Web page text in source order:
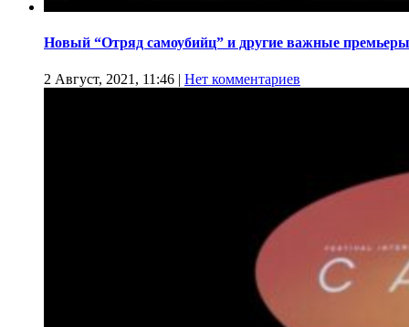
Новый “Отряд самоубийц” и другие важные премьеры
2 Август, 2021, 11:46 | Нет комментариев